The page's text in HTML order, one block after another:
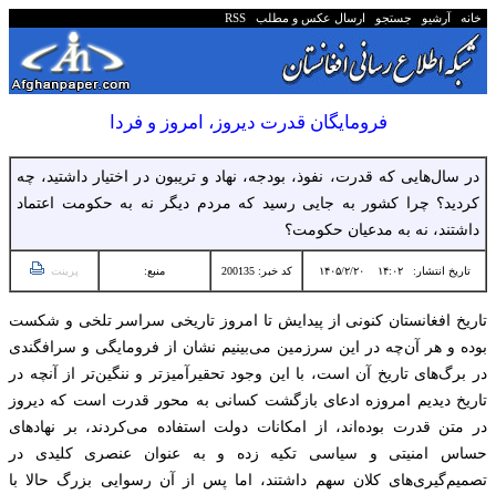
خانه آرشیو جستجو ارسال عکس و مطلب RSS
فرومایگان قدرت دیروز، امروز و فردا
در سال‌هایی که قدرت، نفوذ، بودجه، نهاد و تریبون در اختیار داشتید، چه
کردید؟ چرا کشور به جایی رسید که مردم دیگر نه به حکومت اعتماد
داشتند، نه به مدعیان حکومت؟
تاریخ انتشار:۱۴:۰۲ ۱۴۰۵/۲/۲۰ کد خبر: 200135 منبع: پرینت
تاریخ افغانستان کنونی از پیدایش تا امروز تاریخی سراسر تلخی و شکست
بوده و هر آن‌چه در این سرزمین می‌بینیم نشان از فرومایگی و سرافگندی
در برگ‌های تاریخ آن است، با این وجود تحقیرآمیزتر و ننگین‌تر از آنچه در
تاریخ دیدیم امروزه ادعای بازگشت کسانی به محور قدرت است که دیروز
در متن قدرت بوده‌اند، از امکانات دولت استفاده می‌کردند، بر نهادهای
حساس امنیتی و سیاسی تکیه زده و به عنوان عنصری کلیدی در
تصمیم‌گیری‌های کلان سهم داشتند، اما پس از آن رسوایی بزرگ حالا با